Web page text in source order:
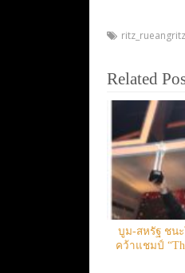
ritz_rueangritz
Related
บูม-สหรัฐ ชน
คว้าแชมป์